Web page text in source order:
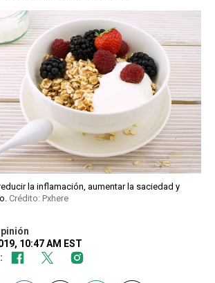
la inflamación, aumentar la saciedad y
Crédito: Pxhere
10:47 AM EST